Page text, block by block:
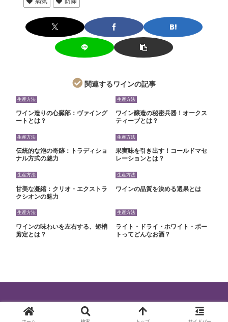
関連するワインの記事
生産方法
ワイン造りの心臓部：ヴァイング
ートとは？
生産方法
ワイン醸造の秘密兵器！オークス
ティーブとは？
生産方法
伝統的な泡の奇跡：トラディショ
ナル方式の魅力
生産方法
果実味を引き出す！コールドマセ
レーションとは？
生産方法
甘美な凝縮：クリオ・エクストラ
クシオンの魅力
生産方法
ワインの品質を決める選果とは
生産方法
ワインの味わいを左右する、短梢
剪定とは？
生産方法
ライト・ドライ・ホワイト・ポー
トってどんなお酒？
© 2024 ワインを最高に楽しむ知識.